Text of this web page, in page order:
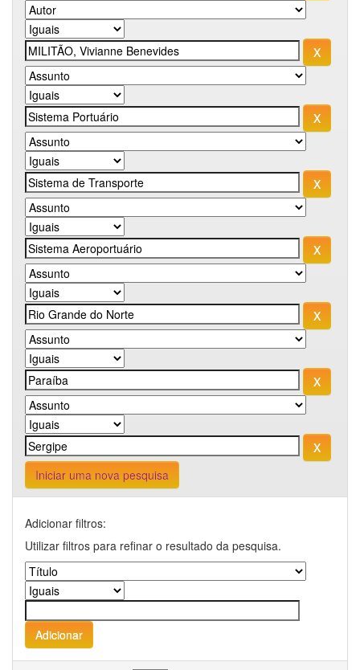
Iniciar uma nova pesquisa
Adicionar filtros:
Utilizar filtros para refinar o resultado da pesquisa.